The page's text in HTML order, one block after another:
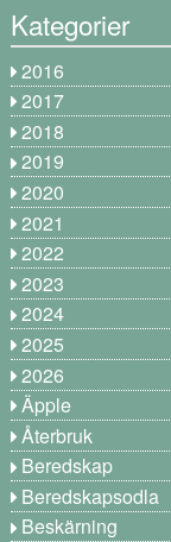
Kategorier
2016
2017
2018
2019
2020
2021
2022
2023
2024
2025
2026
Äpple
Återbruk
Beredskap
Beredskapsodla
Beskärning